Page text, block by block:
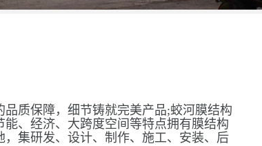
质保障，细节铸就完美产品;蛟河膜结构
、经济、大跨度空间等特点拥有膜结构
集研发、设计、制作、施工、安装、后